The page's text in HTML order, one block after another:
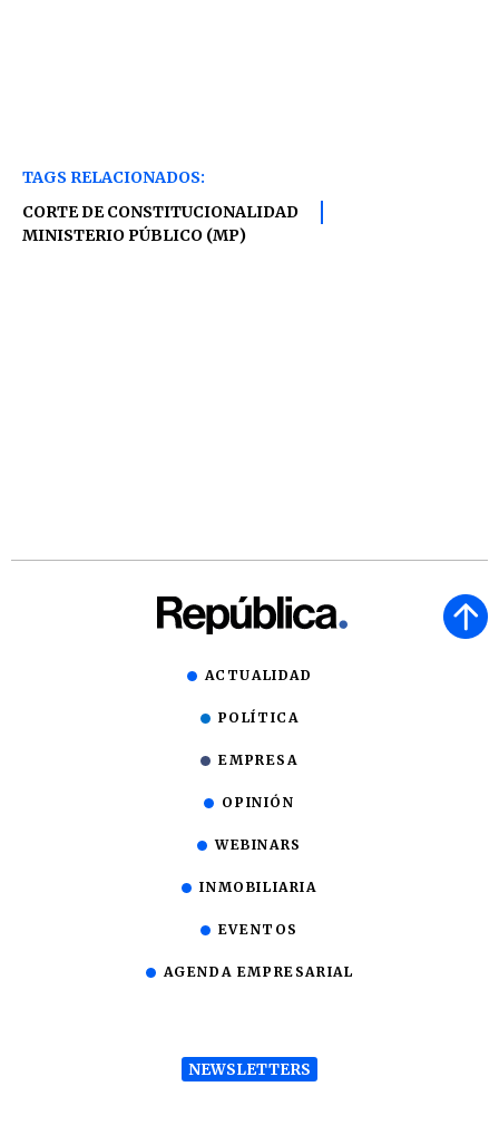
TAGS RELACIONADOS:
CORTE DE CONSTITUCIONALIDAD
MINISTERIO PÚBLICO (MP)
ACTUALIDAD
POLÍTICA
EMPRESA
OPINIÓN
WEBINARS
INMOBILIARIA
EVENTOS
AGENDA EMPRESARIAL
NEWSLETTERS